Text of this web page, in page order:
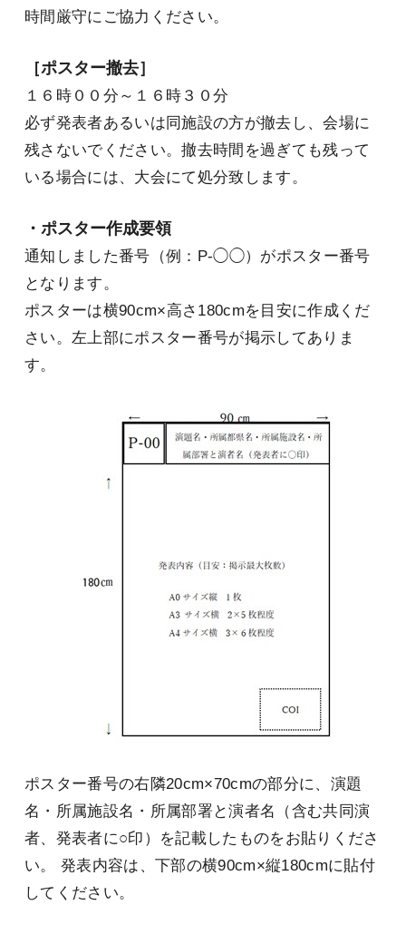
時間厳守にご協力ください。
［ポスター撤去］
１６時００分～１６時３０分
必ず発表者あるいは同施設の方が撤去し、会場に
残さないでください。撤去時間を過ぎても残って
いる場合には、大会にて処分致します。
・ポスター作成要領
通知しました番号（例：P-◯◯）がポスター番号
となります。
ポスターは横90cm×高さ180cmを目安に作成くだ
さい。左上部にポスター番号が掲示してありま
す。
ポスター番号の右隣20cm×70cmの部分に、演題
名・所属施設名・所属部署と演者名（含む共同演
者、発表者に○印）を記載したものをお貼りくださ
い。 発表内容は、下部の横90cm×縦180cmに貼付
してください。